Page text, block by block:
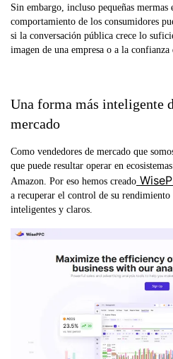
Sin embargo, incluso pequeñas mermas
comportamiento de los consumidores
si la conversación pública crece lo
imagen de una empresa o a la confianza
Una forma más inteligente
mercado
Como vendedores de mercado que
que puede resultar operar en
Amazon. Por eso hemos creado
a recuperar el control de su rendimiento
inteligentes y claros.